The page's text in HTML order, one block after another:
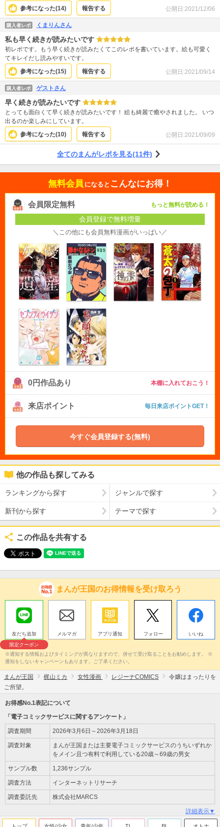
もふもふ好きはぜひ！私ももふもふしたい！と思わせてくれる作品です。ロト
という小さな精霊もすごくかわいいし、癒されます。どんなハッピーエンドを
迎えるか楽しみです。
参考になった(14) 報告する 公開日:2021/12/06
購入者レポ くまりんさん
私も早く続きが読みたいです
初レポです。もう早く続きが読みたくてこのレポを書いています。絵も可愛く
てキレイだし読みやすいです。
参考になった(15) 報告する 公開日:2021/09/14
購入者レポ ゲストさん
早く続きが読みたいです
とっても面白くて早く続きが読みたいです！ 絵も綺麗で癒やされました。 いつ
出るのか楽しみにしています。
参考になった(10) 報告する 公開日:2021/09/09
全てのまんがレポを見る(11件)
無料会員 になると こんなにお得！
会員限定無料 もっと無料が読める！
会員登録で無料増量
＼この他にも会員無料漫画がいっぱい／
0円作品あり 本棚に入れておこう！
来店ポイント 毎日来店ポイントGET！
今すぐ会員登録する(無料)
他の作品も探してみる
ランキングから探す ジャンルで探す
新刊から探す テーマで探す
この作品を共有する
まんが王国のお得情報を受け取ろう
友だち追加
限定クーポン
メルマガ アプリ通知 フォロー いいね
※通知する情報およびタイミングが異なりますので、併せて受け取ることをお勧めします。 ※
通知をしないキャンペーンもあります。ご了承ください。
まんが王国 梶山ミカ 女性漫画 レジーナCOMICS
令嬢はまったりを
ご所望。
お得感No.1表記について
「電子コミックサービスに関するアンケート」
調査期間 2026年3月6日～2026年3月18日
調査対象
まんが王国または主要電子コミックサービスのうちいずれか
をメイン且つ有料で利用している20歳～69歳の男女
サンプル数 1,236サンプル
調査方法 インターネットリサーチ
調査委託先 株式会社MARCS
詳細表示▼